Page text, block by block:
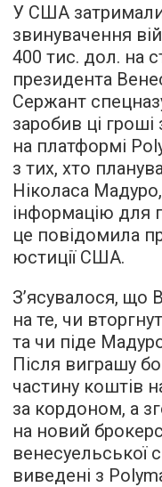
У США
звинувачення
400 тис. дол. на
президента
Сержант
заробив ці
на платформі
з тих, хто
Ніколаса
інформацію для
це повідомила
юстиції США.
З’ясувалося, що
на те, чи
та чи піде
Після виграшу
частину коштів
за кордоном, а
на новий
венесуельської
виведені з